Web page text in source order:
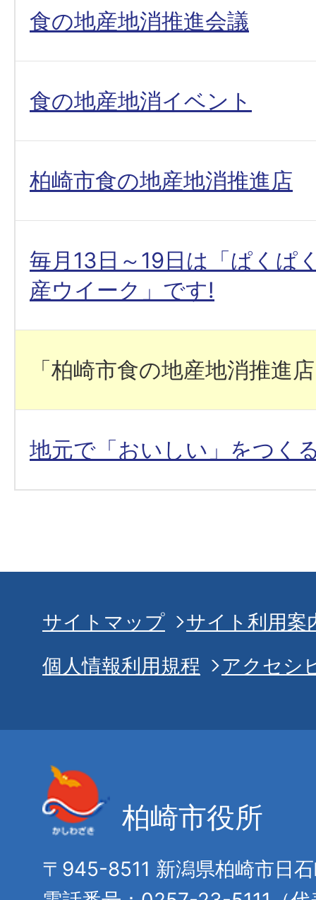
食の地産地消推進会議
食の地産地消イベント
柏崎市食の地産地消推進店
毎月13日～19日は「ぱくぱ
産ウイーク」です!
「柏崎市食の地産地消推進
地元で「おいしい」をつく
サイトマップ
サイト利用案
個人情報利用規程
アクセシ
柏崎市役所
〒945-8511 新潟県柏崎市日